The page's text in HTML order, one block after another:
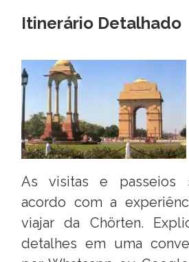
Itinerário Detalhado
As visitas e passeios
acordo com a
viajar da Chörten.
detalhes em uma